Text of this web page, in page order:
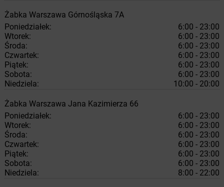
Żabka Warszawa Górnośląska 7A
Poniedziałek:
6:00 - 23:00
Wtorek:
6:00 - 23:00
Środa:
6:00 - 23:00
Czwartek:
6:00 - 23:00
Piątek:
6:00 - 23:00
Sobota:
6:00 - 23:00
Niedziela:
10:00 - 20:00
Żabka Warszawa Jana Kazimierza 66
Poniedziałek:
6:00 - 23:00
Wtorek:
6:00 - 23:00
Środa:
6:00 - 23:00
Czwartek:
6:00 - 23:00
Piątek:
6:00 - 23:00
Sobota:
6:00 - 23:00
Niedziela:
8:00 - 22:00